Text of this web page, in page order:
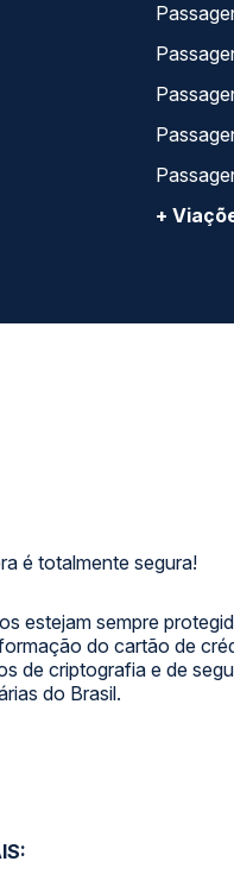
+
é totalmente segura!
estejam sempre
do cartão de
de criptografia e de
do Brasil.